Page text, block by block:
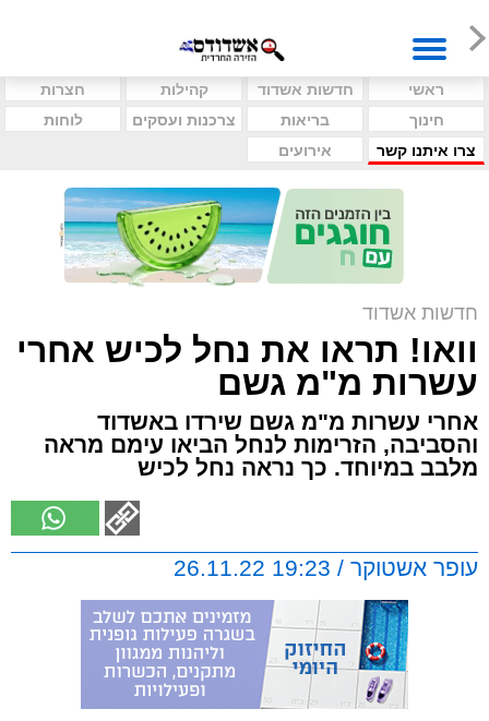
ראשי חדשות אשדוד קהילות
חצרות
חינוך
בריאות צרכנות ועסקים
לוחות
צרו איתנו קשר
אירועים
חדשות אשדוד
וואו! תראו את נחל לכיש אחרי
עשרות מ"מ גשם
אחרי עשרות מ"מ גשם שירדו באשדוד
והסביבה, הזרימות לנחל הביאו עימם מראה
מלבב במיוחד. כך נראה נחל לכיש
עופר אשטוקר / 19:23 26.11.22